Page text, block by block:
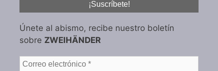
Únete al abismo, recibe nuestro boletín
sobre ZWEIHÄNDER